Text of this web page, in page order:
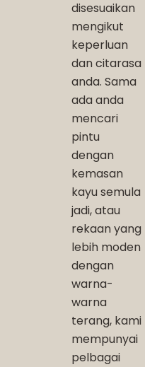
disesuaikan
mengikut
keperluan
dan citarasa
anda. Sama
ada anda
mencari
pintu
dengan
kemasan
kayu semula
jadi, atau
rekaan yang
lebih moden
dengan
warna-
warna
terang, kami
mempunyai
pelbagai